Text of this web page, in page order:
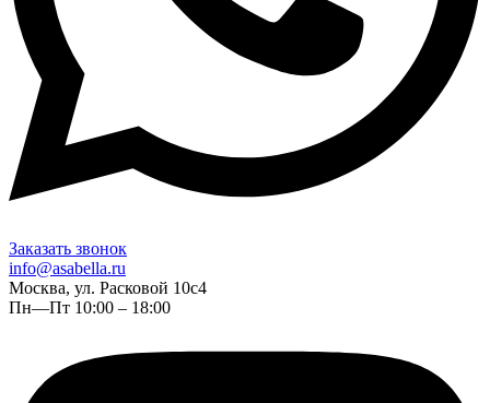
Заказать звонок
info@asabella.ru
Москва, ул. Расковой 10с4
Пн—Пт 10:00 – 18:00